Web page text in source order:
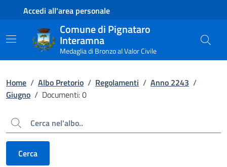
Contenuto principale
Piede di paginaAccedi all'area personale
Comune di Pignataro
Interamna
Medaglia di Bronzo al Valor Civile
Home / Albo Pretorio / Regolamenti / Anno 2243 /
Giugno / Documenti: 0
Cerca
Cerca